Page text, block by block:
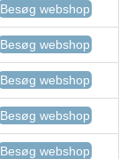
Besøg webshop
Besøg webshop
Besøg webshop
Besøg webshop
Besøg webshop